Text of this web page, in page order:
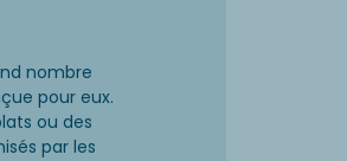
nombre
pour eux.
ou des
par les